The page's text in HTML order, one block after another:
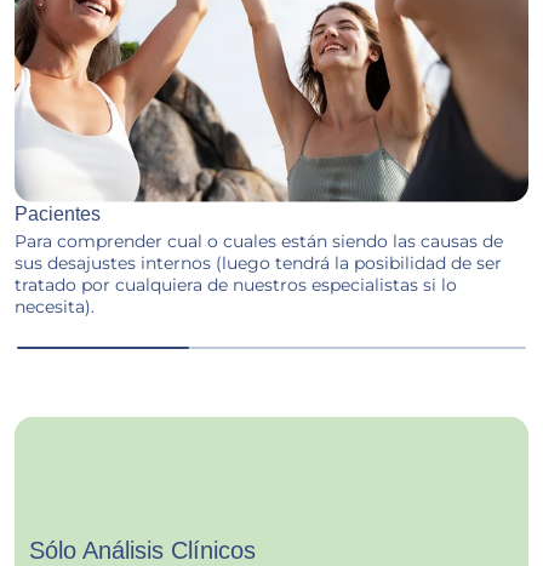
Pacientes
Para comprender cual o cuales están siendo las causas de
sus desajustes internos (luego tendrá la posibilidad de ser
tratado por cualquiera de nuestros especialistas si lo
necesita).
Sólo Análisis Clínicos